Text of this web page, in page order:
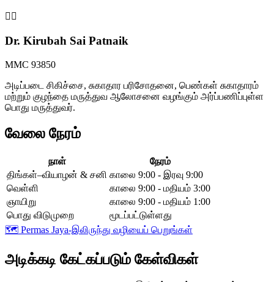
👩‍⚕️
Dr. Kirubah Sai Patnaik
MMC 93850
அடிப்படை சிகிச்சை, சுகாதார பரிசோதனை, பெண்கள் சுகாதாரம்
மற்றும் குழந்தை மருத்துவ ஆலோசனை வழங்கும் அர்ப்பணிப்புள்ள
பொது மருத்துவர்.
வேலை நேரம்
நாள்
நேரம்
திங்கள்–வியாழன் & சனி காலை 9:00 - இரவு 9:00
வெள்ளி
காலை 9:00 - மதியம் 3:00
ஞாயிறு
காலை 9:00 - மதியம் 1:00
பொது விடுமுறை
மூடப்பட்டுள்ளது
🗺️ Permas Jaya-இலிருந்து வழியைப் பெறுங்கள்
அடிக்கடி கேட்கப்படும் கேள்விகள்